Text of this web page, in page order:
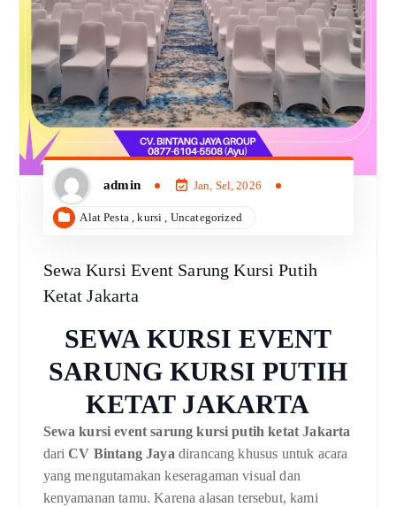
admin Jan, Sel, 2026
Alat Pesta ,kursi Uncategorized
Sewa Kursi Event Sarung Kursi Putih
Ketat Jakarta
SEWA KURSI EVENT
SARUNG KURSI PUTIH
KETAT JAKARTA
Sewa kursi event sarung kursi putih ketat Jakarta
dari CV Bintang Jaya dirancang khusus untuk acara
yang mengutamakan keseragaman visual dan
kenyamanan tamu. Karena alasan tersebut, kami